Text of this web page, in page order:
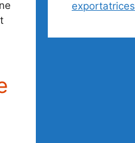
exportatrices